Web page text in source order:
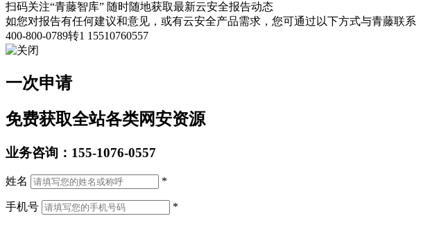
扫码关注“青藤智库” 随时随地获取最新云安全报告动态
如您对报告有任何建议和意见，或有云安全产品需求，您可通过以下方式与青藤联系
400-800-0789转1 15510760557
一次申请
免费获取全站各类网安资源
业务咨询：155-1076-0557
姓名 *
手机号 *